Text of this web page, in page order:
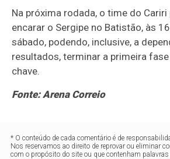
Na próxima rodada, o time do Cariri
encarar o Sergipe no Batistão, às
sábado, podendo, inclusive, a
resultados, terminar a primeira
chave.
Fonte: Arena Correio
* O conteúdo de cada comentário é de
Nos reservamos ao direito de reprovar ou eliminar
com o propósito do site ou que contenham palavras